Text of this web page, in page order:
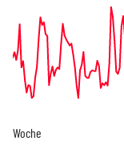
Woche